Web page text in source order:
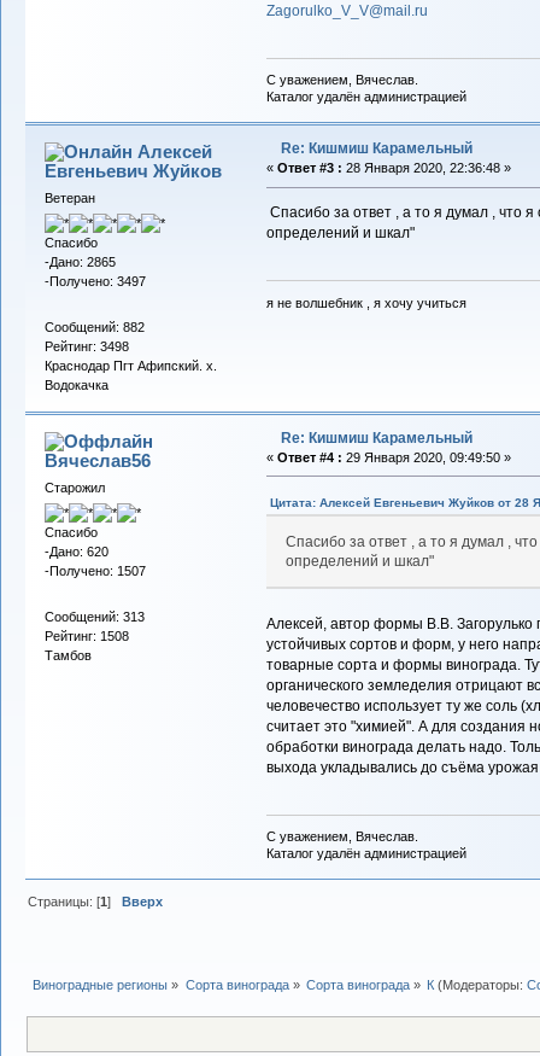
Zagorulko_V_V@mail.ru
С уважением, Вячеслав.
Каталог удалён администрацией
Алексей
Евгеньевич Жуйков
Ветеран
Спасибо
-Дано: 2865
-Получено: 3497
Сообщений: 882
Рейтинг: 3498
Краснодар Пгт Афипский. х.
Водокачка
Re: Кишмиш Карамельный
« Ответ #3 : 28 Января 2020, 22:36:48 »
Спасибо за ответ , а то я думал , что
определений и шкал"
я не волшебник , я хочу учиться
Вячеслав56
Старожил
Спасибо
-Дано: 620
-Получено: 1507
Сообщений: 313
Рейтинг: 1508
Тамбов
Re: Кишмиш Карамельный
« Ответ #4 : 29 Января 2020, 09:49:50 »
Цитата: Алексей Евгеньевич Жуйков от 28
Спасибо за ответ , а то я думал ,
определений и шкал"
Алексей, автор формы В.В. Загорулько
устойчивых сортов и форм, у него
товарные сорта и формы винограда.
органического земледелия отрицают
человечество использует ту же соль
считает это "химией". А для создания
обработки винограда делать надо.
выхода укладывались до съёма
С уважением, Вячеслав.
Каталог удалён администрацией
Страницы: [1] Вверх
Виноградные регионы » Сорта винограда» Сорта винограда» К (Модераторы: